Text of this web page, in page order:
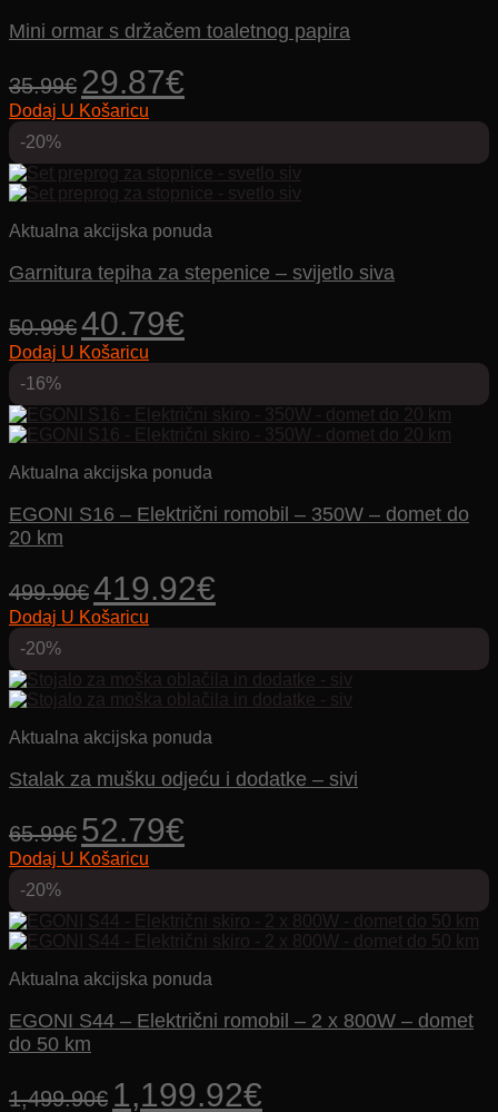
Mini ormar s držačem toaletnog papira
35.99€
Izvorna
cijena
bila
29.87€cijena
Dodaj U Košaricu
-20%
Aktualna akcijska ponuda
Garnitura tepiha za stepenice – svijetlo siva
50.99€
Izvorna
cijena
bila
40.79€cijena
Dodaj U Košaricu
-16%
Aktualna akcijska ponuda
EGONI S16 – Električni romobil – 350W – domet do
20 km
499.90€
Izvorna
cijena
bila
419.92€cijena
Dodaj U Košaricu
-20%
Aktualna akcijska ponuda
Stalak za mušku odjeću i dodatke – sivi
65.99€
Izvorna
cijena
bila
52.79€cijena
Dodaj U Košaricu
-20%
Aktualna akcijska ponuda
EGONI S44 – Električni romobil – 2 x 800W – domet
do 50 km
1,499.90€
Izvorna
cijena
1,199.92€cijena